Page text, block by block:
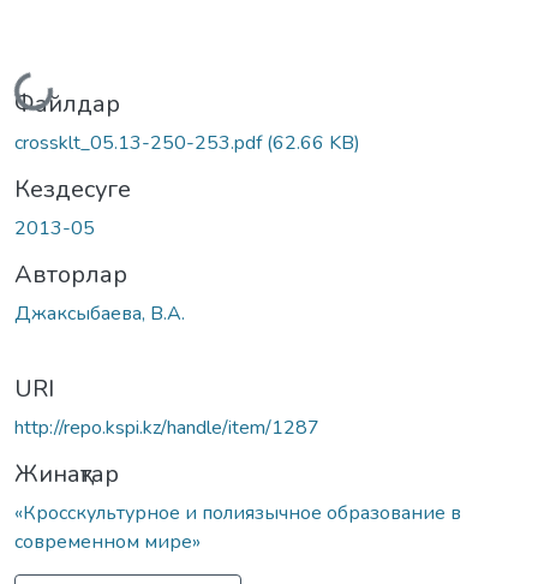
Жүктеу...
Файлдар
crossklt_05.13-250-253.pdf(62.66 KB)
Кездесуге
2013-05
Авторлар
Джаксыбаева, В.А.
URI
http://repo.kspi.kz/handle/item/1287
Жинақтар
«Кросскультурное и полиязычное образование в
современном мире»